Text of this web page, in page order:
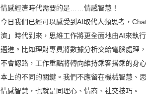
情感經濟時代需要的是……情感智慧！
今日我們已經可以感受到AI取代人類思考，
濟」時代到來，思維工作將更全面地由AI來執
邁進。比如理財專員將數據分析交給電腦處理
不會認路，工作重點將轉向維持乘客搭乘的身
本上的不同的關鍵。我們不應留在機械智慧、
情感智慧，也就是同理心、情商、社交技巧。